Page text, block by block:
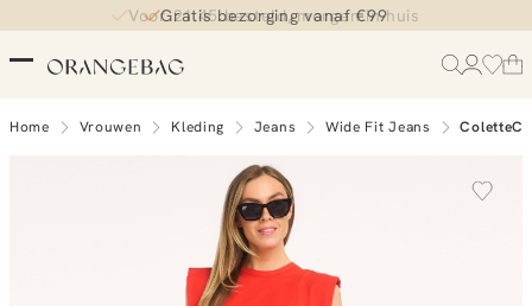
Voor 21.45 besteld, morgen in huis
Gratis bezorging vanaf €99
Home Vrouwen Kleding Jeans Wide Fit Jeans